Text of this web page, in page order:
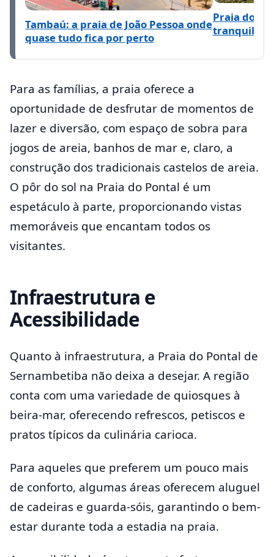
Tambaú: a praia de João Pessoa onde
quase tudo fica por perto
Praia do
tranquilo
Para as famílias, a praia oferece a
oportunidade de desfrutar de momentos de
lazer e diversão, com espaço de sobra para
jogos de areia, banhos de mar e, claro, a
construção dos tradicionais castelos de areia.
O pôr do sol na Praia do Pontal é um
espetáculo à parte, proporcionando vistas
memoráveis que encantam todos os
visitantes.
Infraestrutura e
Acessibilidade
Quanto à infraestrutura, a Praia do Pontal de
Sernambetiba não deixa a desejar. A região
conta com uma variedade de quiosques à
beira-mar, oferecendo refrescos, petiscos e
pratos típicos da culinária carioca.
Para aqueles que preferem um pouco mais
de conforto, algumas áreas oferecem aluguel
de cadeiras e guarda-sóis, garantindo o bem-
estar durante toda a estadia na praia.